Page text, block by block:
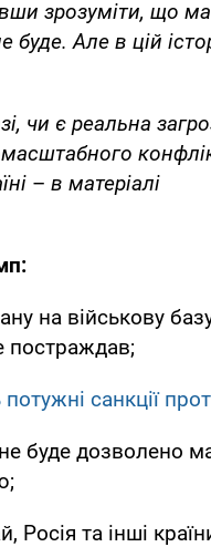
зрозуміти, що
буде. Але в цій
чи є реальна
– в матеріалі
на військову
постраждав;
санкції
буде дозволено
Росія та інші